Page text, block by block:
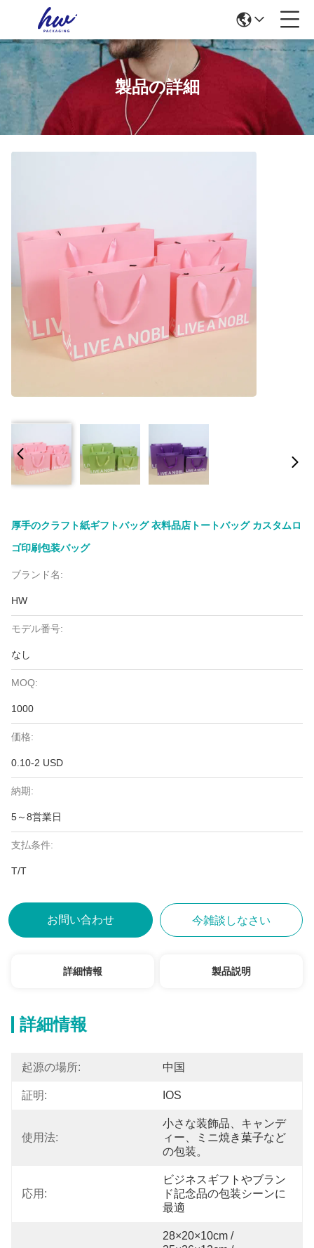
製品の詳細
厚手のクラフト紙ギフトバッグ 衣料品店トートバッグ カスタムロ
ゴ印刷包装バッグ
ブランド名:
HW
モデル番号:
なし
MOQ:
1000
価格:
0.10-2 USD
納期:
5～8営業日
支払条件:
T/T
お問い合わせ 今雑談しなさい
詳細情報 製品説明
詳細情報
起源の場所: 中国
証明: IOS
使用法:
小さな装飾品、キャンデ
ィー、ミニ焼き菓子など
の包装。
応用:
ビジネスギフトやブラン
ド記念品の包装シーンに
最適
28×20×10cm /